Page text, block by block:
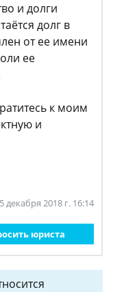
и долги
долг в
от ее имени
ее
к моим
и
декабря 2018 г. 16:14
юриста